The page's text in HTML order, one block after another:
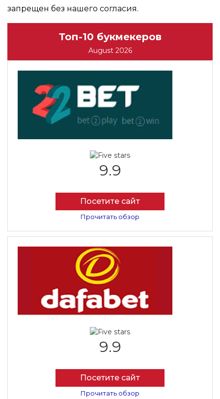
запрещен без нашего согласия.
Топ-10 букмекеров
August 2026
9.9
Посетите сайт
Прочитать обзор
9.9
Посетите сайт
Прочитать обзор